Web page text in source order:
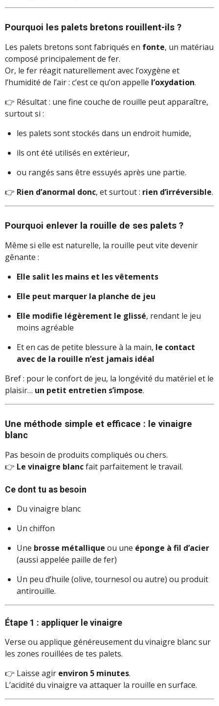
Pourquoi les palets bretons rouillent-ils ?
Les palets bretons sont fabriqués en fonte, un matériau
composé principalement de fer.
Or, le fer réagit naturellement avec l’oxygène et
l’humidité de l’air : c’est ce qu’on appelle l’oxydation.
👉 Résultat : une fine couche de rouille peut apparaître,
surtout si :
les palets sont stockés dans un endroit humide,
ils ont été utilisés en extérieur,
ou rangés sans être essuyés après une partie.
👉 Rien d’anormal donc, et surtout : rien d’irréversible.
Pourquoi enlever la rouille de ses palets ?
Même si elle est naturelle, la rouille peut vite devenir
gênante :
Elle salit les mains et les vêtements
Elle peut marquer la planche de jeu
Elle modifie légèrement le glissé, rendant le jeu
moins agréable
Et en cas de petite blessure à la main, le contact
avec de la rouille n’est jamais idéal
Bref : pour le confort de jeu, la longévité du matériel et le
plaisir… un petit entretien s’impose.
Une méthode simple et efficace : le vinaigre
blanc
Pas besoin de produits compliqués ou chers.
👉 Le vinaigre blancfait parfaitement le travail.
Ce dont tu as besoin
Du vinaigre blanc
Un chiffon
Une brosse métallique ou une éponge à fil d’acier
(aussi appelée paille de fer)
Un peu d’huile (olive, tournesol ou autre) ou produit
antirouille.
Étape 1 : appliquer le vinaigre
Verse ou applique généreusement du vinaigre blanc sur
les zones rouillées de tes palets.
👉 Laisse agir environ 5 minutes.
L’acidité du vinaigre va attaquer la rouille en surface.